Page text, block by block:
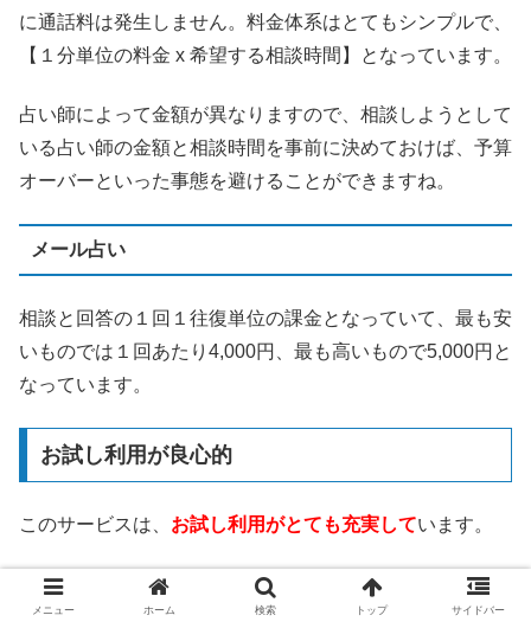
に通話料は発生しません。料金体系はとてもシンプルで、
【１分単位の料金 x 希望する相談時間】となっています。
占い師によって金額が異なりますので、相談しようとして
いる占い師の金額と相談時間を事前に決めておけば、予算
オーバーといった事態を避けることができますね。
メール占い
相談と回答の１回１往復単位の課金となっていて、最も安
いものでは１回あたり4,000円、最も高いもので5,000円と
なっています。
お試し利用が良心的
このサービスは、 お試し利用がとても充実しています。
3,000円分の無料相談ポイント
メニュー ホーム 検索 トップ サイドバー